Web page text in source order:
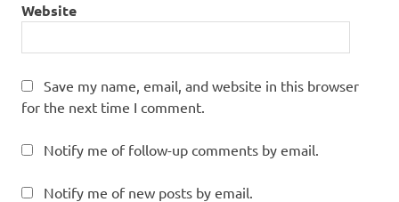
Website
Save my name, email, and website in this browser
for the next time I comment.
Notify me of follow-up comments by email.
Notify me of new posts by email.